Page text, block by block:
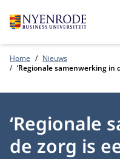
Home
Nieuws
‘Regionale samenwerking in
‘Regionale
de zorg is